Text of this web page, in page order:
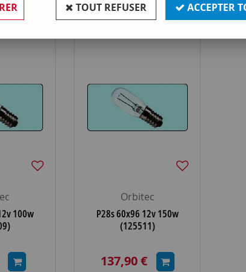
100w
Orbitec
P28s 60x96 12v 150w
(125511)
137,90 €
TOUT REFUSER ACCEPTER